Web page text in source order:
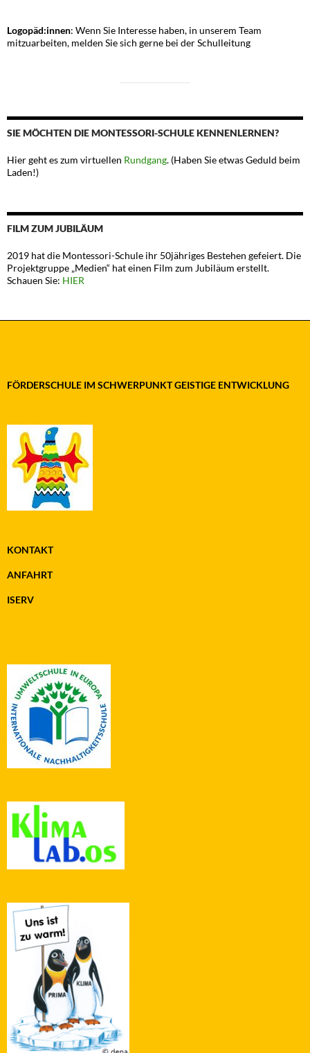
Logopäd:innen: Wenn Sie Interesse haben, in unserem Team
mitzuarbeiten, melden Sie sich gerne bei der Schulleitung
SIE MÖCHTEN DIE MONTESSORI-SCHULE KENNENLERNEN?
Hier geht es zum virtuellen Rundgang. (Haben Sie etwas Geduld beim
Laden!)
FILM ZUM JUBILÄUM
2019 hat die Montessori-Schule ihr 50jähriges Bestehen gefeiert. Die
Projektgruppe „Medien“ hat einen Film zum Jubiläum erstellt.
Schauen Sie: HIER
FÖRDERSCHULE IM SCHWERPUNKT GEISTIGE ENTWICKLUNG
KONTAKT
ANFAHRT
ISERV